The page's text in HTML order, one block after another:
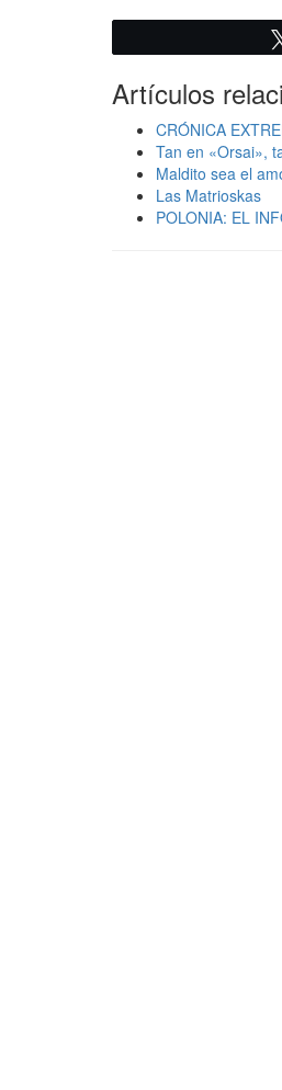
Artículos
CRÓNICA
Tan en «Orsai»,
Maldito sea el
Las Matrioskas
POLONIA: EL